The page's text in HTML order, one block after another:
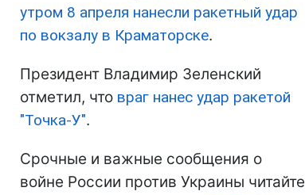
утром 8 апреля нанесли ракетный удар
по вокзалу в Краматорске.
Президент Владимир Зеленский
отметил, что враг нанес удар ракетой
"Точка-У".
Срочные и важные сообщения о
войне России против Украины читайте